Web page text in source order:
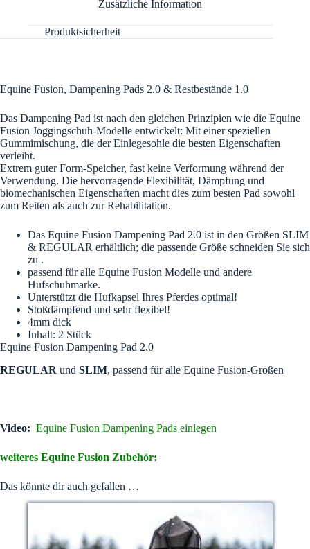
Zusätzliche Information
Produktsicherheit
Equine Fusion, Dampening Pads 2.0 & Restbestände 1.0
Das Dampening Pad ist nach den gleichen Prinzipien wie die Equine
Fusion Joggingschuh-Modelle entwickelt: Mit einer speziellen
Gummimischung, die der Einlegesohle die besten Eigenschaften
verleiht.
Extrem guter Form-Speicher, fast keine Verformung während der
Verwendung. Die hervorragende Flexibilität, Dämpfung und
biomechanischen Eigenschaften macht dies zum besten Pad sowohl
zum Reiten als auch zur Rehabilitation.
Das Equine Fusion Dampening Pad 2.0 ist in den Größen SLIM
& REGULAR erhältlich; die passende Größe schneiden Sie sich
zu .
passend für alle Equine Fusion Modelle und andere
Hufschuhmarke.
Unterstützt die Hufkapsel Ihres Pferdes optimal!
Stoßdämpfend und sehr flexibel!
4mm dick
Inhalt: 2 Stück
Equine Fusion Dampening Pad 2.0
REGULAR und SLIM, passend für alle Equine Fusion-Größen
Video: Equine Fusion Dampening Pads einlegen
weiteres Equine Fusion Zubehör:
Das könnte dir auch gefallen …